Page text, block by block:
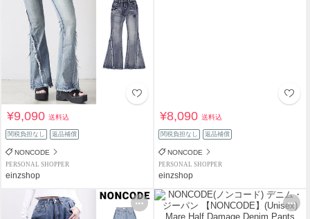
¥9,090送料込
関税負担なし 返品補償
NONCODE
PERSONAL SHOPPER
einzshop
¥8,090送料込
関税負担なし 返品補償
NONCODE
PERSONAL SHOPPER
einzshop